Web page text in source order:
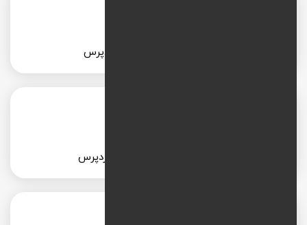
طراحی سایت شخصی با وردپرس
طراحی سایت مد و فشن با وردپرس